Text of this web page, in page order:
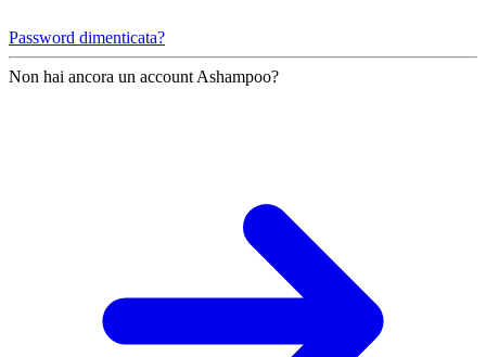
Password dimenticata?
Non hai ancora un account Ashampoo?